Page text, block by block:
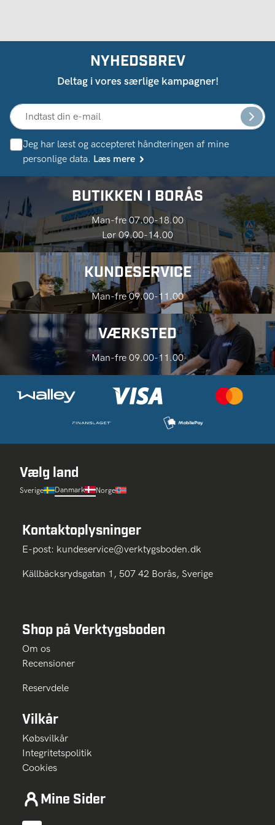
NYHEDSBREV
Deltag i vores særlige kampagner!
Jeg har læst og accepteret håndteringen af ​​mine
personlige data. Læs mere
BUTIKKEN I BORÅS
Man-fre 07.00-18.00
Lør 09.00-14.00
KUNDESERVICE
Man-fre 09.00-11.00
VÆRKSTED
Man-fre 09.00-11.00
Vælg land
Sverige Danmark Norge
Kontaktoplysninger
E-post: kundeservice@verktygsboden.dk
Källbäcksrydsgatan 1, 507 42 Borås, Sverige
Shop på Verktygsboden
Om os
Recensioner
Reservdele
Vilkår
Købsvilkår
Integritetspolitik
Cookies
Mine Sider